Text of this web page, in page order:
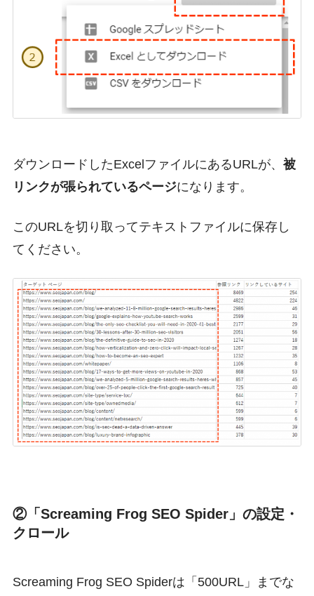
ダウンロードしたExcelファイルにあるURLが、 被
リンクが張られているページになります。
このURLを切り取ってテキストファイルに保存し
てください。
②「Screaming Frog SEO Spider」の設定・
クロール
Screaming Frog SEO Spiderは「500URL」までな